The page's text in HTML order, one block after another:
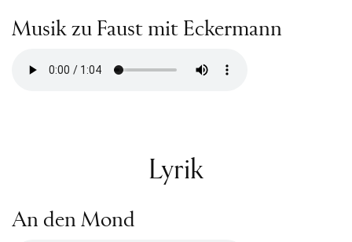
Musik zu Faust mit Eckermann
Lyrik
An den Mond